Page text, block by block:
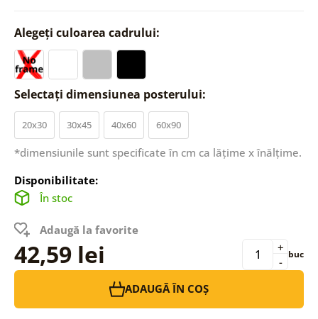
Alegeți culoarea cadrului:
Selectați dimensiunea posterului:
20x30 30x45 40x60 60x90
*dimensiunile sunt specificate în cm ca lățime x înălțime.
Disponibilitate:
În stoc
Adaugă la favorite
42,59 lei -
+ buc
ADAUGĂ ÎN COȘ